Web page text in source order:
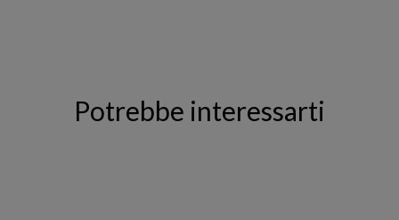
Potrebbe interessarti